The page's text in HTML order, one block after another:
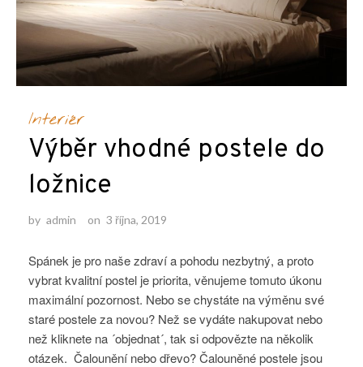
Interiér
Výběr vhodné postele do
ložnice
by admin on 3 října, 2019
Spánek je pro naše zdraví a pohodu nezbytný, a proto
vybrat kvalitní postel je priorita, věnujeme tomuto úkonu
maximální pozornost. Nebo se chystáte na výměnu své
staré postele za novou? Než se vydáte nakupovat nebo
než kliknete na ´objednat´, tak si odpovězte na několik
otázek. Čalounění nebo dřevo? Čalouněné postele jsou